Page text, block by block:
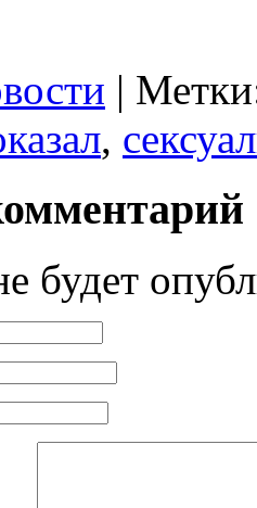
|
,
будет